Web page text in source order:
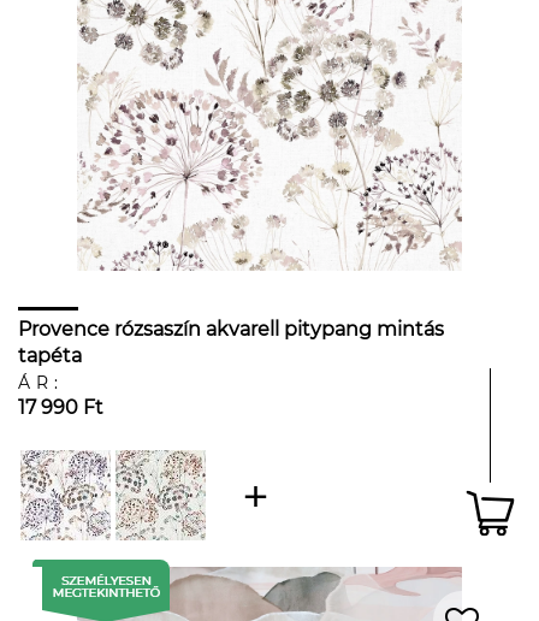
Provence rózsaszín akvarell pitypang mintás
tapéta
ÁR:
17 990 Ft